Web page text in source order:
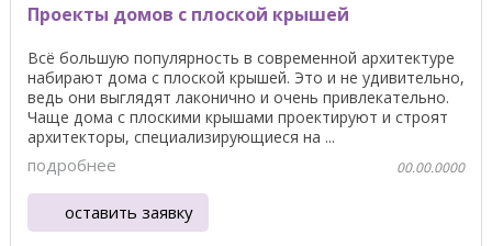
Проекты домов с плоской крышей
Всё большую популярность в современной архитектуре
набирают дома с плоской крышей. Это и не удивительно,
ведь они выглядят лаконично и очень привлекательно.
Чаще дома с плоскими крышами проектируют и строят
архитекторы, специализирующиеся на ...
подробнее 00.00.0000
оставить заявку